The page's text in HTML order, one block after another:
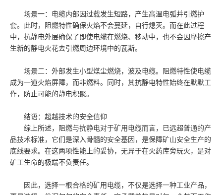
场景一：电缆内部因过载发生短路，产生高温电弧并引燃护
套。此时，阻燃特性确保火焰不会蔓延，自行熄灭。而在此过程
中，抗静电外层确保了即使电缆在燃烧、移动中，也不会因摩擦产
生新的静电火花去引燃周边环境中的瓦斯。
场景二：外部发生小型煤尘燃烧，波及电缆。阻燃特性使电缆
成为一道火焰屏障，而非燃料。同时，其抗静电特性始终在默默工
作，防止可能的静电积聚。
结语：超越技术的安全信仰
综上所述，阻燃与抗静电对于矿用电缆而言，已远超普通的产
品技术标准，它们是深入骨髓的安全基因，是保障矿山安全生产的
底线要求。在这两项性能上的妥协，无异于在火药库旁玩火，是对
矿工生命的极端不负责任。
因此，选择一根合格的矿用电缆，不仅是选择一种工业产品，